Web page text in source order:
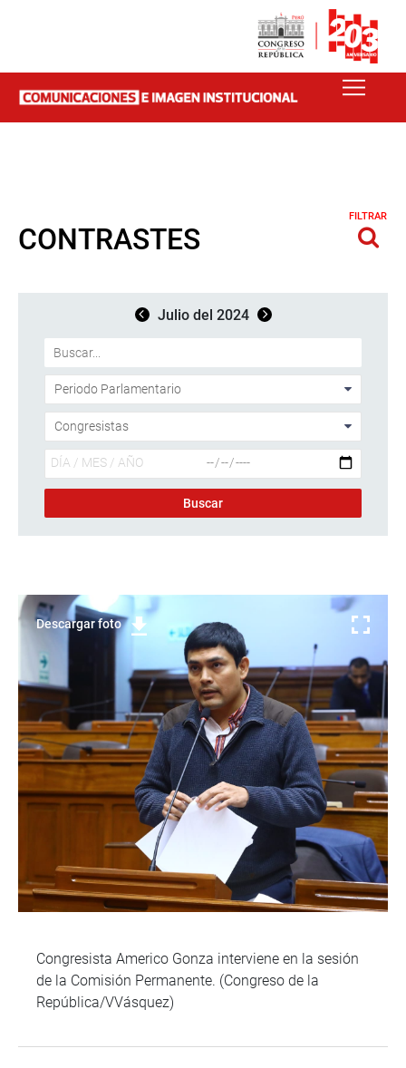
CONTRASTES
FILTRAR
Julio del 2024
Descargar foto
Congresista Americo Gonza interviene en la sesión
de la Comisión Permanente. (Congreso de la
República/VVásquez)